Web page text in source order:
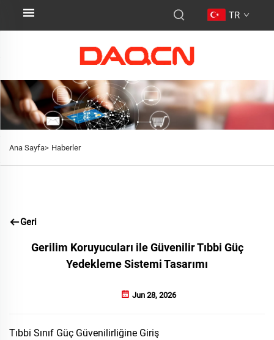
TR
Ana Sayfa> Haberler
Geri
Gerilim Koruyucuları ile Güvenilir Tıbbi Güç
Yedekleme Sistemi Tasarımı
Jun 28, 2026
Tıbbi Sınıf Güç Güvenilirliğine Giriş